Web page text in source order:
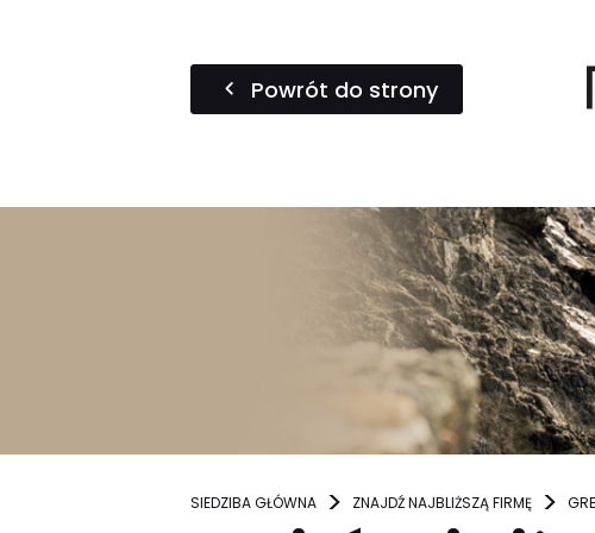
Powrót do strony
SIEDZIBA GŁÓWNA ZNAJDŹ NAJBLIŻSZĄ FIRMĘ